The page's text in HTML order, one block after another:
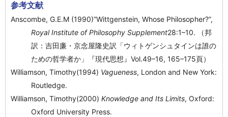
参考文献
Anscombe, G.E.M (1990)”Wittgenstein, Whose Philosopher?”,
Royal Institute of Philosophy Supplement28:1–10. （邦
訳：吉田廉・京念屋隆史訳「ウィトゲンシュタインは誰の
ための哲学者か」『現代思想』Vol.49–16, 165–175頁）
Williamson, Timothy(1994) Vagueness, London and New York:
Routledge.
Williamson, Timothy(2000) Knowledge and Its Limits, Oxford:
Oxford University Press.